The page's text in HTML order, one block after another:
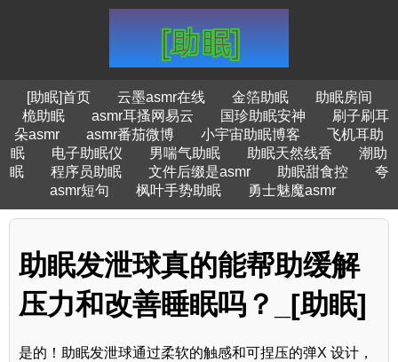
[助眠]首页 云墨asmr在线 金箔助眠
助眠房间
桅助眠
asmr耳搔网易云 国珍助眠安神
刷子刷耳
朵asmr
asmr番茄微博 小宇宙助眠博客
飞机耳助
眠
电子助眠仪 男喘气助眠 助眠天然线香
潮助
眠
程序员助眠 文件后缀是asmr 助眠甜食控
夸
asmr短句
枫叶手势助眠 勇士魅魔asmr
助眠发泄球真的能帮助缓解
压力和改善睡眠吗？_[助眠]
是的！助眠发泄球通过柔软的触感和可捏压的弹X 设计，